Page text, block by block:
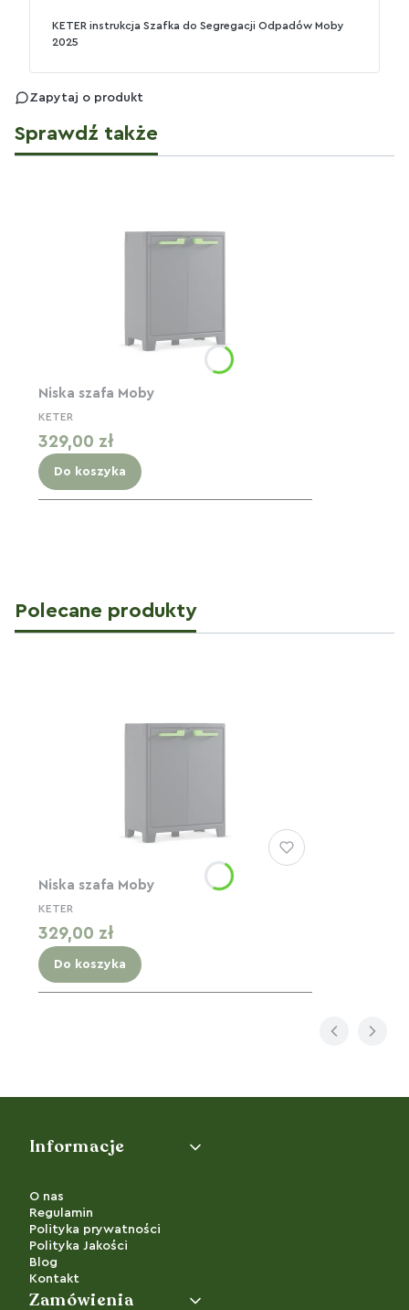
KETER instrukcja Szafka do Segregacji Odpadów Moby
2025
Zapytaj o produkt
Sprawdź także
Niska szafa Moby
KETER
Cena
329,00 zł
Do koszyka
Polecane produkty
Niska szafa Moby
KETER
Cena
329,00 zł
Do koszyka
Linki w stopce
Informacje
O nas
Regulamin
Polityka prywatności
Polityka Jakości
Blog
Kontakt
Zamówienia